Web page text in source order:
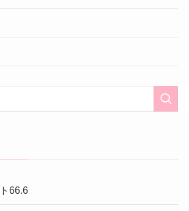
66.6